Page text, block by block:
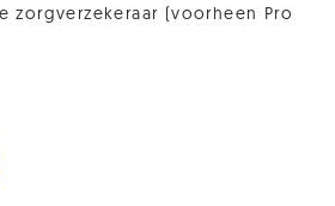
zorgverzekeraar (voorheen Pro